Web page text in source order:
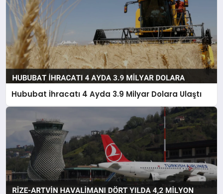
Hububat İhracatı 4 Ayda 3.9 Milyar Dolara Ulaştı